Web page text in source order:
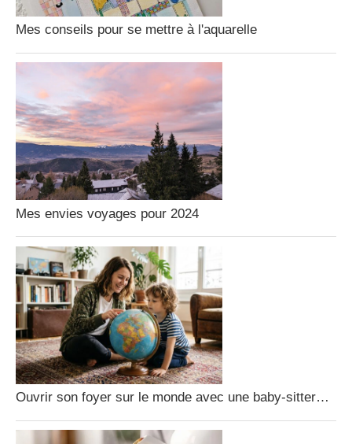
Mes conseils pour se mettre à l'aquarelle
Mes envies voyages pour 2024
Ouvrir son foyer sur le monde avec une baby-sitter…